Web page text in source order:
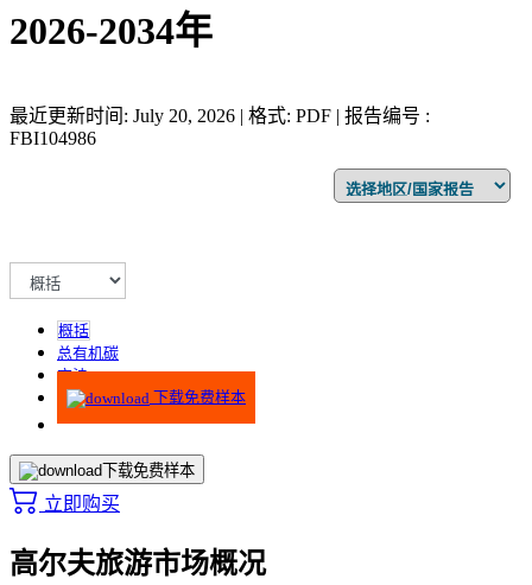
2026-2034年
最近更新时间: July 20, 2026 | 格式: PDF | 报告编号 :
FBI104986
概括
总有机碳
方法
下载免费样本
下载免费样本
立即购买
高尔夫旅游市场概况